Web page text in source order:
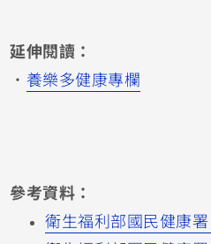
延伸閱讀：
・ 養樂多健康專欄
參考資料：
衛生福利部國民健康